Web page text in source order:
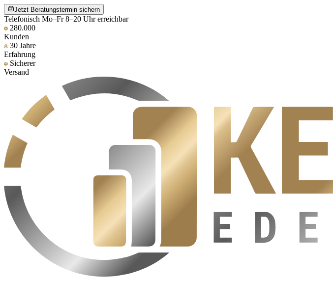
Jetzt Beratungstermin sichern
Telefonisch Mo–Fr 8–20 Uhr erreichbar
280.000
Kunden
30 Jahre
Erfahrung
Sicherer
Versand